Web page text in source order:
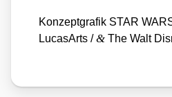
Kon­zept­gra­fik STAR
Luca­sA­rts /​& The Walt